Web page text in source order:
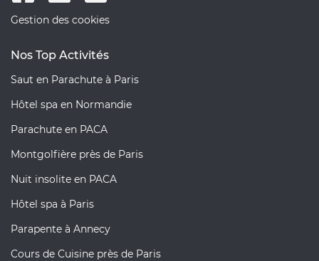
Gestion des cookies
Nos Top Activités
Saut en Parachute à Paris
Hôtel spa en Normandie
Parachute en PACA
Montgolfière près de Paris
Nuit insolite en PACA
Hôtel spa à Paris
Parapente à Annecy
Cours de Cuisine près de Paris